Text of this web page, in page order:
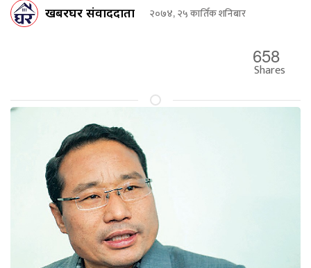
खबरघर संवाददाता २०७४, २५ कार्तिक शनिबार
658
Shares